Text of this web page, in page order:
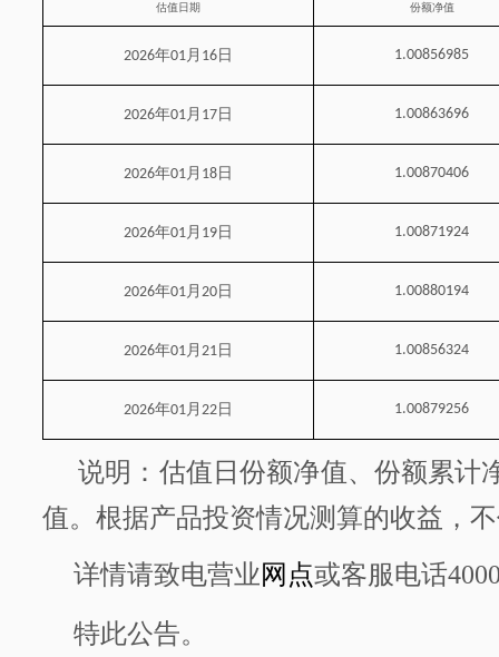
估值日期 份额净值
2026年01月 16 日 1.00856985
2026年01月 17 日 1.00863696
2026年01月 18 日 1.00870406
2026年01月 19 日 1.00871924
2026年01月 20 日 1.00880194
2026年01月 21 日 1.00856324
2026年01月 22 日 1.00879256
说明：估值日份额净值、份额累计
值。根据产品投资情况测算的收益，
详情请致电营业网点或客服电话
特此公告。